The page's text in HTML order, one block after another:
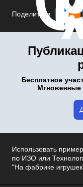
Поделиться
Бесплатное
Мгновенные
Использовать
по ИЗО или
"На фабрике